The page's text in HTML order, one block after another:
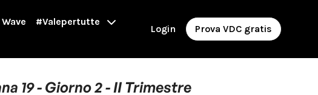
#Valepertutte
Login Prova VDC gratis
19 - Giorno 2 - II Trimestre